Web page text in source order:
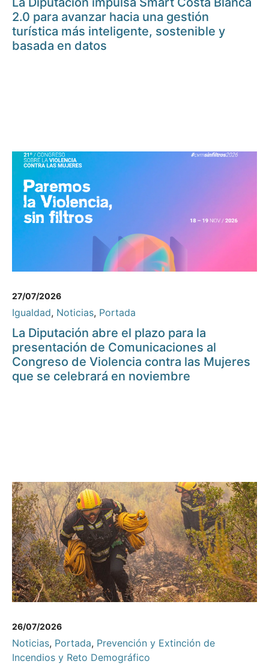
2.0 para avanzar hacia una gestión
turística más inteligente, sostenible y
basada en datos
27/07/2026
Igualdad, Noticias, Portada
La Diputación abre el plazo para la
presentación de Comunicaciones al
Congreso de Violencia contra las Mujeres
que se celebrará en noviembre
26/07/2026
Noticias, Portada, Prevención y Extinción de
Incendios y Reto Demográfico